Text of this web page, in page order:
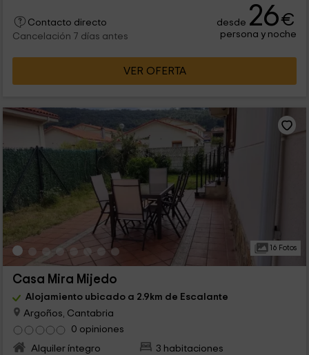
Contacto directo
Cancelación 7 días antes
desde 26€
persona y noche
VER OFERTA
16 Fotos
Casa Mira Mijedo
Alojamiento ubicado a 2.9km de Escalante
Argoños, Cantabria
0 opiniones
Alquiler íntegro
3 habitaciones